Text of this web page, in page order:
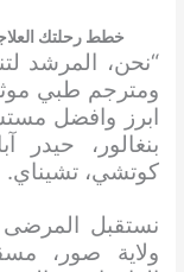
خطط رحلتك
“نحن، المرشد
ومترجم طبي
ابرز وافضل
بنغالور، حيدر
كوتشي، تشيناي.
نستقبل
ولاية صور،